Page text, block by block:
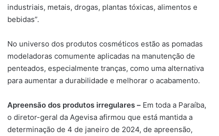
industriais, metais, drogas, plantas tóxicas, alimentos e
bebidas”.
No universo dos produtos cosméticos estão as pomadas
modeladoras comumente aplicadas na manutenção de
penteados, especialmente tranças, como uma alternativa
para aumentar a durabilidade e melhorar o acabamento.
Apreensão dos produtos irregulares – Em toda a Paraíba,
o diretor-geral da Agevisa afirmou que está mantida a
determinação de 4 de janeiro de 2024, de apreensão,